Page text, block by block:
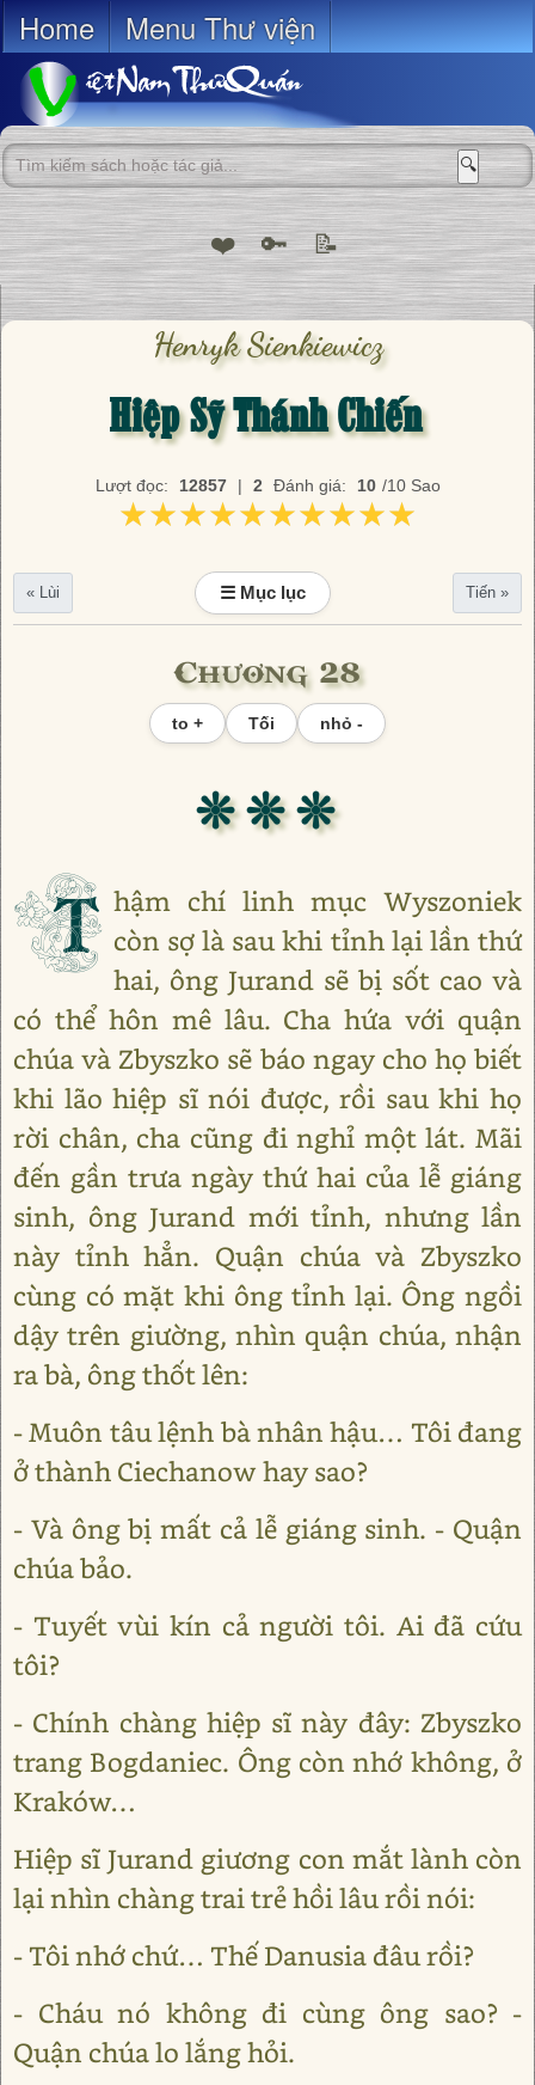
Home Menu Thư viện
🔍
❤️ 🔑 📝
Henryk Sienkiewicz
Hiệp Sỹ Thánh Chiến
Lượt đọc: 12857 | 2 Đánh giá: 10 /10 Sao
★★★★★★★★★★
★★★★★★★★★★
« Lùi ☰ Mục lục Tiến »
Chương 28
to + Tối nhỏ -
❊ ❊ ❊
T hậm chí linh mục Wyszoniek
còn sợ là sau khi tỉnh lại lần thứ
hai, ông Jurand sẽ bị sốt cao và
có thể hôn mê lâu. Cha hứa với quận
chúa và Zbyszko sẽ báo ngay cho họ biết
khi lão hiệp sĩ nói được, rồi sau khi họ
rời chân, cha cũng đi nghỉ một lát. Mãi
đến gần trưa ngày thứ hai của lễ giáng
sinh, ông Jurand mới tỉnh, nhưng lần
này tỉnh hẳn. Quận chúa và Zbyszko
cùng có mặt khi ông tỉnh lại. Ông ngồi
dậy trên giường, nhìn quận chúa, nhận
ra bà, ông thốt lên:
- Muôn tâu lệnh bà nhân hậu… Tôi đang
ở thành Ciechanow hay sao?
- Và ông bị mất cả lễ giáng sinh. - Quận
chúa bảo.
- Tuyết vùi kín cả người tôi. Ai đã cứu
tôi?
- Chính chàng hiệp sĩ này đây: Zbyszko
trang Bogdaniec. Ông còn nhớ không, ở
Kraków…
Hiệp sĩ Jurand giương con mắt lành còn
lại nhìn chàng trai trẻ hồi lâu rồi nói:
- Tôi nhớ chứ… Thế Danusia đâu rồi?
- Cháu nó không đi cùng ông sao? -
Quận chúa lo lắng hỏi.